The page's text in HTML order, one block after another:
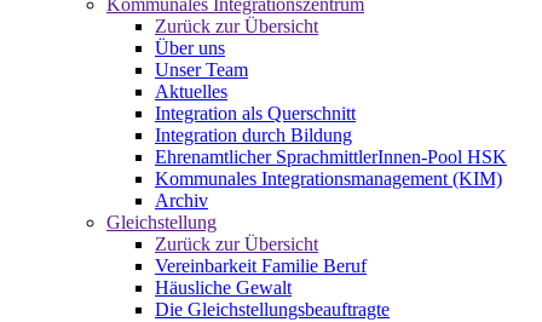
Zurück zur Übersicht
Über uns
Unser Team
Aktuelles
Integration als Querschnitt
Integration durch Bildung
Ehrenamtlicher SprachmittlerInnen-Pool HSK
Kommunales Integrationsmanagement (KIM)
Archiv
Gleichstellung
Zurück zur Übersicht
Vereinbarkeit Familie Beruf
Häusliche Gewalt
Die Gleichstellungsbeauftragte